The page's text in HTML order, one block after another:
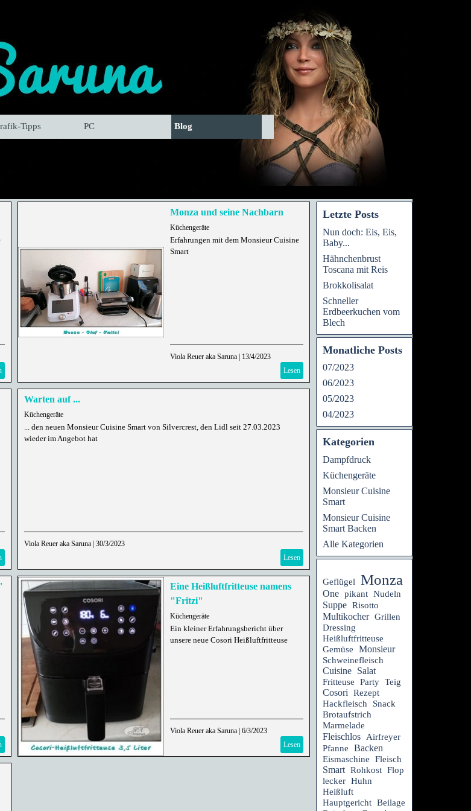
Tipps PC Blog
Monza und seine Nachbarn
Küchengeräte
Erfahrungen mit dem Monsieur Cuisine
Smart
Viola Reuer aka Saruna|
13/4/2023
Lesen
Warten auf ...
Küchengeräte
... den neuen Monsieur Cuisine Smart von Silvercrest, den Lidl seit 27.03.2023
wieder im Angebot hat
Viola Reuer aka Saruna 30/3/2023
Lesen
Eine Heißluftfritteuse namens
"Fritzi"
Küchengeräte
Ein kleiner Erfahrungsbericht über
unsere neue Cosori Heißluftfritteuse
Viola Reuer aka Saruna| 6/3/2023
Lesen
Letzte Posts
Nun doch: Eis, Eis,
Baby...
Hähnchenbrust
Toscana mit Reis
Brokkolisalat
Schneller
Erdbeerkuchen vom
Blech
Monatliche Posts
07/2023
06/2023
05/2023
04/2023
Kategorien
Dampfdruck
Küchengeräte
Monsieur Cuisine
Smart
Monsieur Cuisine
Smart Backen
Alle Kategorien
Geflügel Monza
One pikant Nudeln
Suppe Risotto
Multikocher Grillen
Dressing
Heißluftfritteuse
Gemüse Monsieur
Schweinefleisch
Cuisine Salat
Fritteuse Party Teig
Cosori Rezept
Hackfleisch
Snack
Brotaufstrich
Marmelade
Fleischlos
Airfreyer
Pfanne
Backen
Eismaschine Fleisch
Smart Rohkost Flop
lecker Huhn
Heißluft
Hauptgericht Beilage